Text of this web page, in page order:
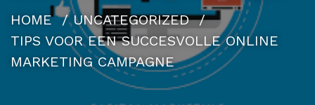
HOME/UNCATEGORIZED/
TIPS VOOR EEN SUCCESVOLLE ONLINE
MARKETING CAMPAGNE